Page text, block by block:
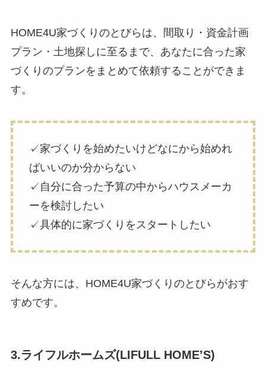
HOME4U家づくりのとびらは、間取り・資金計画
プラン・土地探しに至るまで、あなたに合った家
づくりのプランをまとめて依頼することができま
す。
✓家づくりを始めたいけどなにから始めれ
ばいいのか分からない
✓自分に合った予算の中からハウスメーカ
ーを検討したい
✓具体的に家づくりをスタートしたい
そんな方には、HOME4U家づくりのとびらがおす
すめです。
3.ライフルホームズ(LIFULL HOME’S)